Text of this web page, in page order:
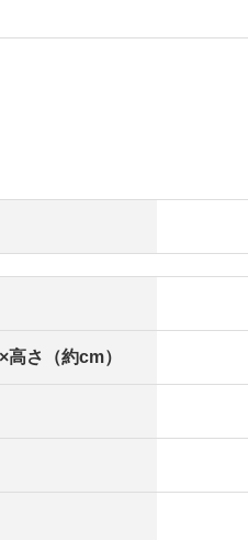
さ（約cm）